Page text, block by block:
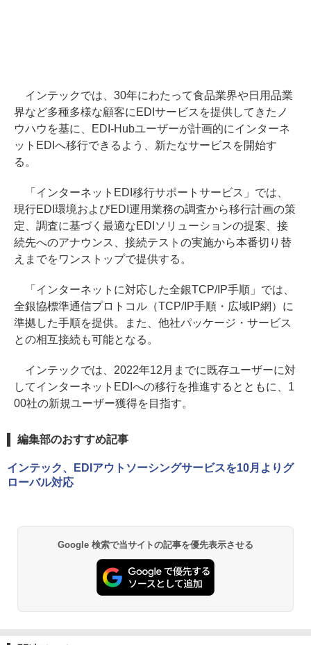
インテックでは、30年にわたって食品業界や日用品業
界など多種多様な顧客にEDIサービスを提供してきたノ
ウハウを基に、EDI-Hubユーザーが計画的にインターネ
ットEDIへ移行できるよう、新たなサービスを開始す
る。
「インターネットEDI移行サポートサービス」では、
現行EDI環境およびEDI運用業務の調査から移行計画の策
定、調査に基づく最適なEDIソリューションの提案、接
続先へのアナウンス、接続テストの実施から本番切り替
えまでをワンストップで提供する。
「インターネットに対応した全銀TCP/IP手順」では、
全銀協標準通信プロトコル（TCP/IP手順・広域IP網）に
準拠した手順を提供。また、他社パッケージ・サービス
との相互接続も可能となる。
インテックでは、2022年12月までに既存ユーザーに対
してインターネットEDIへの移行を推進するとともに、1
00社の新規ユーザー獲得を目指す。
編集部のおすすめ記事
インテック、EDIアウトソーシングサービスを10月よりグ
ローバル対応
Google 検索で当サイトの記事を優先表示させる